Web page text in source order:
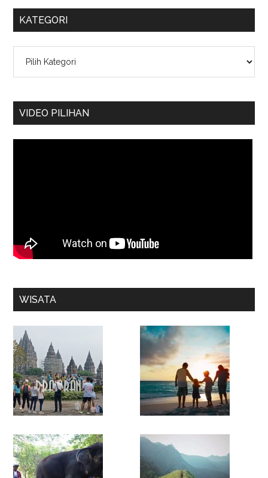
KATEGORI
VIDEO PILIHAN
WISATA